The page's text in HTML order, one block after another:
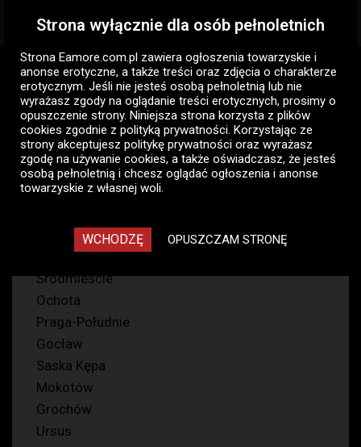
Eamore.com.pl Ogłoszenia pań
Pani szuka pana
Warszawa
Pozycja 69
Pozycja 69 - Warszawa, Pani
szuka pana - ogłoszenia
towarzyskie pań
204
Śródmieście
Ochota
Praga-Południe
Gocław
Saska Kępa
Mokotów
Grochów
Ursus
Strona wyłącznie dla osób pełnoletnich
Strona Eamore.com.pl zawiera ogłoszenia towarzyskie i
anonse erotyczne, a także treści oraz zdjęcia o charakterze
erotycznym. Jeśli nie jesteś osobą pełnoletnią lub nie
wyrażasz zgody na oglądanie treści erotycznych, prosimy o
opuszczenie strony. Niniejsza strona korzysta z plików
cookies zgodnie z polityką prywatności. Korzystając ze
strony akceptujesz politykę prywatności oraz wyrażasz
zgodę na używanie cookies, a także oświadczasz, że jesteś
osobą pełnoletnią i chcesz oglądać ogłoszenia i anonse
towarzyskie z własnej woli.
WCHODZĘ OPUSZCZAM STRONĘ